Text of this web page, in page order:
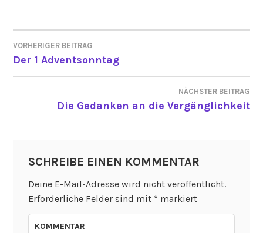
BEITRAGSNAVIGATION
VORHERIGER BEITRAG
Der 1 Adventsonntag
NÄCHSTER BEITRAG
Die Gedanken an die Vergänglichkeit
SCHREIBE EINEN KOMMENTAR
Deine E-Mail-Adresse wird nicht veröffentlicht.
Erforderliche Felder sind mit * markiert
KOMMENTAR